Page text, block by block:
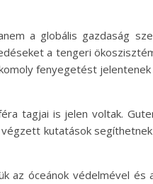
a globális gazdaság
a tengeri
fenyegetést jelentenek
tagjai is jelen voltak.
kutatások
az óceánok védelmével és